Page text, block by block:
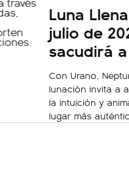
Luna
julio de
sacudirá
Con Urano,
lunación invita a
la intuición y
lugar más